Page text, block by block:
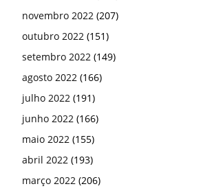
novembro 2022 (207)
outubro 2022 (151)
setembro 2022 (149)
agosto 2022 (166)
julho 2022 (191)
junho 2022 (166)
maio 2022 (155)
abril 2022 (193)
março 2022 (206)